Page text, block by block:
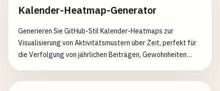
Kalender-Heatmap-Generator
Generieren Sie GitHub-Stil Kalender-Heatmaps zur
Visualisierung von Aktivitätsmustern über Zeit, perfekt für
die Verfolgung von jährlichen Beiträgen, Gewohnheiten